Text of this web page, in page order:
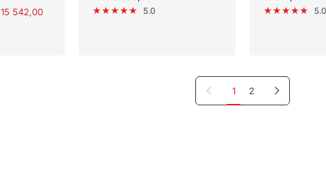
15 542,00
5.0 5.0
1 2